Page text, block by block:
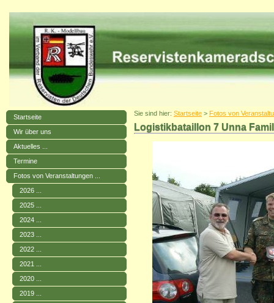
Startseite
Wir über uns
Aktuelles ...
Termine
Fotos von Veranstaltungen ...
2026 ...
2025 ...
2024 ...
2023 ...
2022 ...
2021 ...
2020 ...
2019 ...
Sie sind hier: Startseite > Fotos von
Logistikbataillon 7 Unna